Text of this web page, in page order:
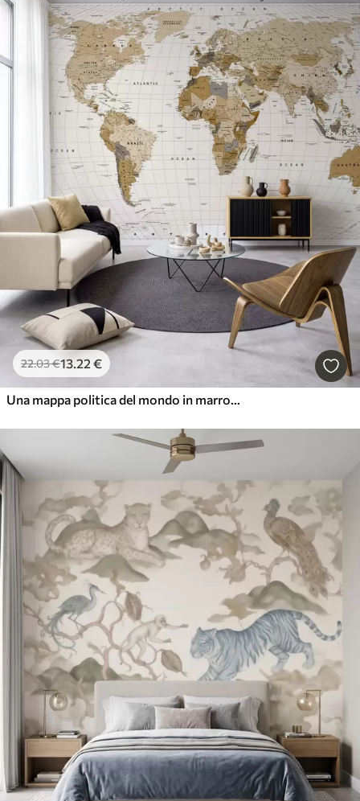
22.03€13.22 €
Una mappa politica del mondo in marrone con bandiere in inglese